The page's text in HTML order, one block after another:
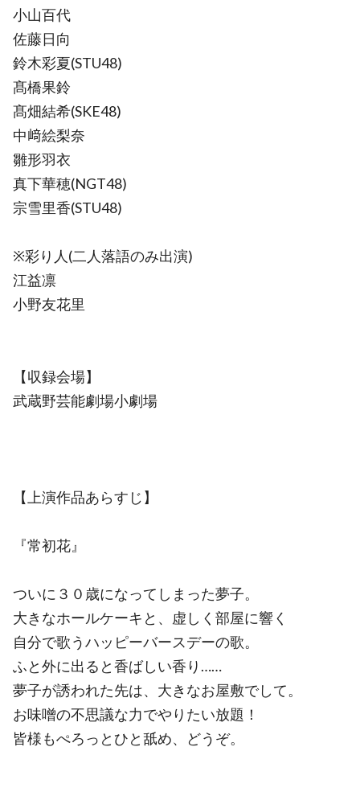
小山百代
佐藤日向
鈴木彩夏(STU48)
髙橋果鈴
髙畑結希(SKE48)
中﨑絵梨奈
雛形羽衣
真下華穂(NGT48)
宗雪里香(STU48)
※彩り人(二人落語のみ出演)
江益凛
小野友花里
【収録会場】
武蔵野芸能劇場小劇場
【上演作品あらすじ】
『常初花』
ついに３０歳になってしまった夢子。
大きなホールケーキと、虚しく部屋に響く
自分で歌うハッピーバースデーの歌。
ふと外に出ると香ばしい香り……
夢子が誘われた先は、大きなお屋敷でして。
お味噌の不思議な力でやりたい放題！
皆様もぺろっとひと舐め、どうぞ。